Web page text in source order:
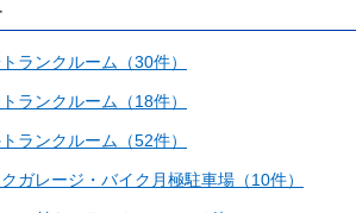
ランクルーム（30件）
ランクルーム（18件）
ランクルーム（52件）
ガレージ・バイク月極駐車場（10件）